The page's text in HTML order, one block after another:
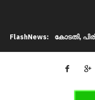
FlashNews:
സുപ്രീം കോടതി, പിരിച്ച